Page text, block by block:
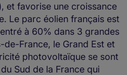
et favorise une croissance
Le parc éolien français est
à 60% dans 3 grandes
de-France, le Grand Est et
photovoltaïque se sont
Sud de la France qui